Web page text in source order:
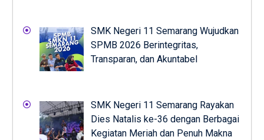
SMK Negeri 11 Semarang Wujudkan
SPMB 2026 Berintegritas,
Transparan, dan Akuntabel
SMK Negeri 11 Semarang Rayakan
Dies Natalis ke-36 dengan Berbagai
Kegiatan Meriah dan Penuh Makna